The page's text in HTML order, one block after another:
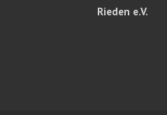
Rieden e.V.